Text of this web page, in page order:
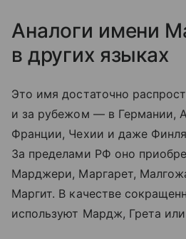
Аналоги имени
в других языках
Это имя достаточно
и за рубежом — в Германии,
Франции, Чехии и даже
За пределами РФ оно
Марджери, Маргарет,
Маргит. В качестве
используют Мардж, Грета